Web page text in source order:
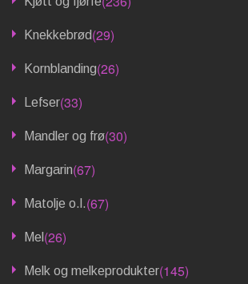
Knekkebrød(29)
Kornblanding(26)
Lefser(33)
Mandler og frø(30)
Margarin(67)
Matolje o.l.(67)
Mel (26)
Melk og melkeprodukter(145)